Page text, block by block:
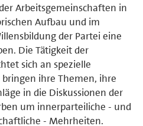
Arbeitsgemeinschaften in
Aufbau und im
der Partei eine
Die Tätigkeit der
sich an spezielle
bringen ihre Themen, ihre
in die Diskussionen der
um innerparteiliche - und
- Mehrheiten.